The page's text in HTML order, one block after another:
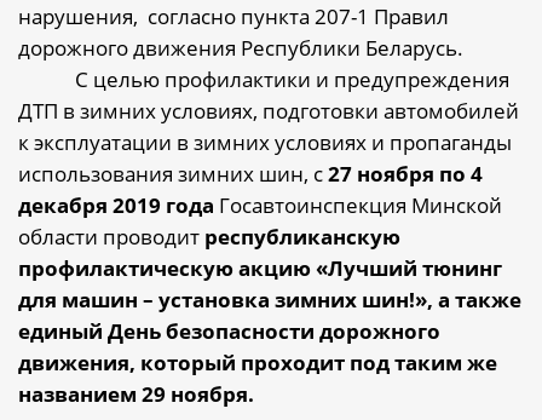
нарушения, согласно пункта 207-1 Правил
дорожного движения Республики Беларусь.
С целью профилактики и предупреждения
ДТП в зимних условиях, подготовки автомобилей
к эксплуатации в зимних условиях и пропаганды
использования зимних шин, с27 ноября по 4
декабря 2019 года Госавтоинспекция Минской
области проводит республиканскую
профилактическую акцию «Лучший тюнинг
для машин – установка зимних шин!», а также
единый День безопасности дорожного
движения, который проходит под таким же
названием 29 ноября.